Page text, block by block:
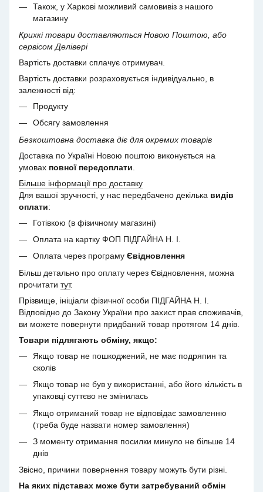
Також, у Харкові можливий самовивіз з нашого
магазину
Крихкі товари доставляються Новою Поштою, або
сервісом Делівері
Вартість доставки сплачує отримувач.
Вартість доставки розраховується індивідуально, в
залежності від:
Продукту
Обсягу замовлення
Безкоштовна доставка діє для окремих товарів
Доставка по Україні Новою поштою виконується на
умовах повної передоплати
Більше інформації про доставку
Для вашої зручності, у нас передбачено декілька видів
оплати:
Готівкою (в фізичному магазині)
Оплата на картку ФОП ПІДГАЙНА Н. І.
Оплата через програму Євідновлення
Більш детально про оплату через Євідновлення, можна
прочитати тут.
Прізвище, ініціали фізичної особи ПІДГАЙНА Н. І.
Відповідно до Закону України про захист прав споживачів,
ви можете повернути придбаний товар протягом 14 днів.
Товари підлягають обміну, якщо:
Якщо товар не пошкоджений, не має подряпин та
сколів
Якщо товар не був у використанні, або його кількість в
упаковці суттєво не змінилась
Якщо отриманий товар не відповідає замовленню
(треба буде назвати номер замовлення)
З моменту отримання посилки минуло не більше 14
днів
Звісно, причини повернення товару можуть бути різні.
На яких підставах може бути затребуваний обмін